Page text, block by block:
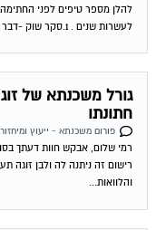
להלן מספר טיפים לפני
לעשרות שנים . 1.סקר שוק -דבר ראשון מומלץ לעשות שיעורי בית . shopping...
גורל משכנתא של
חתונתו
פורום משכנתא - ייעוץ ומיחזור
רמי שלום, אבקש חוות דעתך
רישום זה ניתנה לה ולבן זוגה
והלוואות...